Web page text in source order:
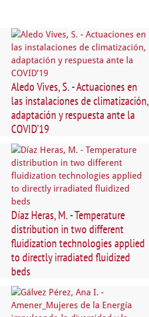
Aledo Vives, S. - Actuaciones en
las instalaciones de climatización,
adaptación y respuesta ante la
COVID’19
Díaz Heras, M. - Temperature
distribution in two different
fluidization technologies applied
to directly irradiated fluidized
beds